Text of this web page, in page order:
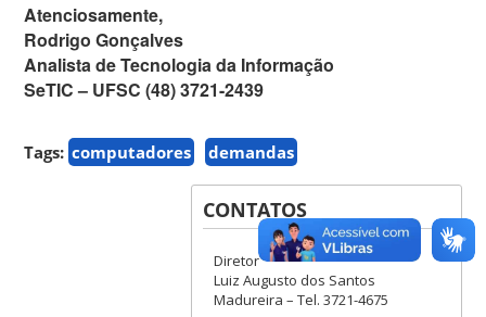
Atenciosamente,
Rodrigo Gonçalves
Analista de Tecnologia da Informação
SeTIC – UFSC (48) 3721-2439
Tags: computadores demandas
CONTATOS
Diretor
Luiz Augusto dos Santos
Madureira – Tel. 3721-4675